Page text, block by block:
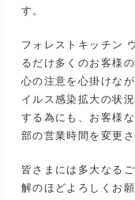
す。
フォレストキッチン
るだけ多くのお客様
心の注意を心掛けな
イルス感染拡大の状
する為にも、お客様
部の営業時間を変更
皆さまには多大なる
解のほどよろしくお